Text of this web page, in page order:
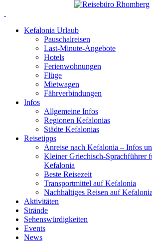
Kefalonia Urlaub
Pauschalreisen
Last-Minute-Angebote
Hotels
Ferienwohnungen
Flüge
Mietwagen
Fährverbindungen
Infos
Allgemeine Infos
Regionen Kefalonias
Städte Kefalonias
Reisetipps
Anreise nach Kefalonia – Infos
Kleiner Griechisch-Sprachführer
Kefalonia
Beste Reisezeit
Transportmittel auf Kefalonia
Nachhaltiges Reisen auf Kefalonia
Aktivitäten
Strände
Sehenswürdigkeiten
Events
News